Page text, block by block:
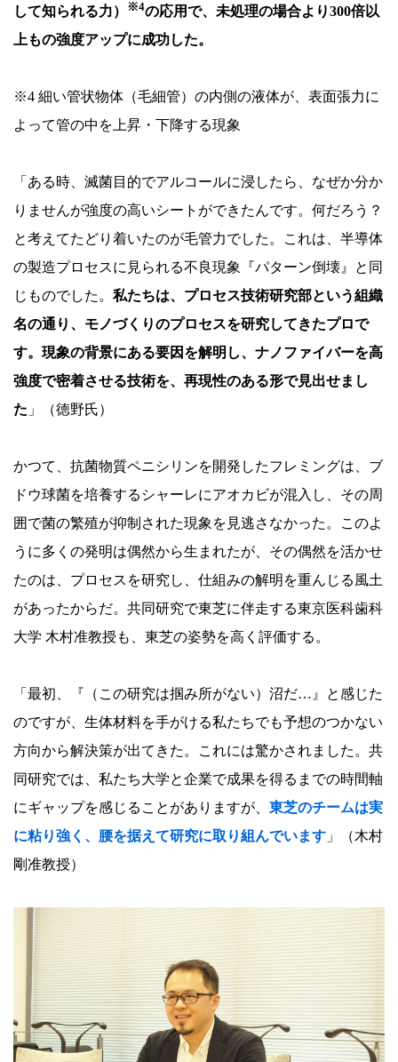
して知られる力） ※4の応用で、未処理の場合より300倍以
上もの強度アップに成功した。
※4 細い管状物体（毛細管）の内側の液体が、表面張力に
よって管の中を上昇・下降する現象
「ある時、滅菌目的でアルコールに浸したら、なぜか分か
りませんが強度の高いシートができたんです。何だろう？
と考えてたどり着いたのが毛管力でした。これは、半導体
の製造プロセスに見られる不良現象『パターン倒壊』と同
じものでした。 私たちは、プロセス技術研究部という組織
名の通り、モノづくりのプロセスを研究してきたプロで
す。現象の背景にある要因を解明し、ナノファイバーを高
強度で密着させる技術を、再現性のある形で見出せまし
た 」（徳野氏）
かつて、抗菌物質ペニシリンを開発したフレミングは、ブ
ドウ球菌を培養するシャーレにアオカビが混入し、その周
囲で菌の繁殖が抑制された現象を見逃さなかった。このよ
うに多くの発明は偶然から生まれたが、その偶然を活かせ
たのは、プロセスを研究し、仕組みの解明を重んじる風土
があったからだ。共同研究で東芝に伴走する東京医科歯科
大学 木村准教授も、東芝の姿勢を高く評価する。
「最初、『（この研究は掴み所がない）沼だ…』と感じた
のですが、生体材料を手がける私たちでも予想のつかない
方向から解決策が出てきた。これには驚かされました。共
同研究では、私たち大学と企業で成果を得るまでの時間軸
にギャップを感じることがありますが、 東芝のチームは実
に粘り強く、腰を据えて研究に取り組んでいます 」（木村
剛准教授）